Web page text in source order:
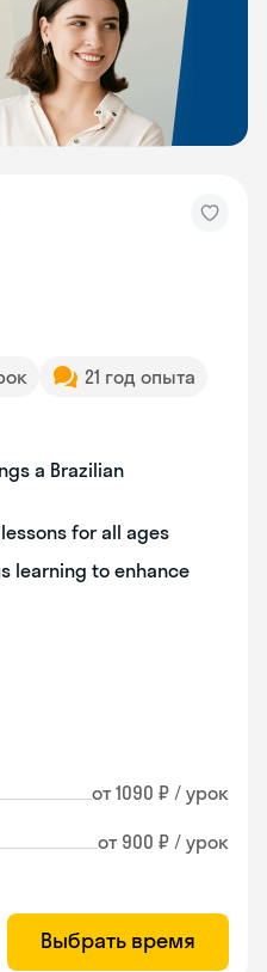
21 год опыта
a Brazilian
for all ages
learning to enhance
от 1090 ₽ / урок
от 900 ₽ / урок
Выбрать время